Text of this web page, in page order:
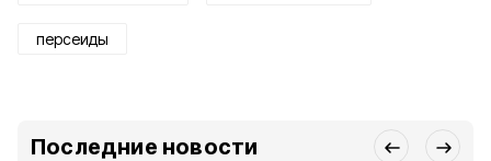
персеиды
Последние новости